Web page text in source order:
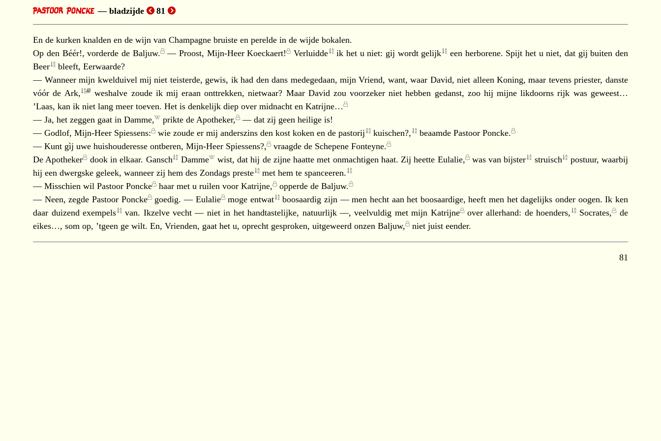
bladzijde 81
En de kurken knalden en de wijn van Champagne bruiste en perelde in de wijde bokalen.
Op den Béér!, vorderde de Baljuw. — Proost, Mijn-Heer Koeckaert! Verluidde ik het u niet: gij wordt gelijk
een herborene. Spijt het u niet, dat gij buiten den
Beer bleeft, Eerwaarde?
— Wanneer mijn kwelduivel mij niet teisterde, gewis, ik had den dans medegedaan, mijn Vriend, want, waar David, niet alleen Koning, maar tevens priester, danste
vóór de Ark,
weshalve zoude ik mij eraan onttrekken, nietwaar? Maar David zou voorzeker niet hebben gedanst, zoo hij mijne likdoorns rijk was geweest…
’Laas, kan ik niet lang meer toeven. Het is denkelijk diep over midnacht enKatrijne…
— Ja, het zeggen gaat inDamme, prikte deApotheker, — dat zij geen heilige is!
— Godlof,Mijn-Heer Spiessens: wie zoude er mij anderszins den kost koken en depastorij kuischen?, beaamde Pastoor Poncke.
— Kunt gìj uwe huishouderesse ontberen,Mijn-Heer Spiessens?, vraagde de Schepene Fonteyne.
DeApotheker dook in elkaar. Gansch Damme wist, dat hij de zijne haatte met onmachtigen haat. Zij heette Eulalie, was vanbijster struisch
postuur, waarbij
hij een dwergske geleek, wanneer zij hem des Zondagspreste met hem te spanceeren.
— Misschien wilPastoor Poncke haar met u ruilen voorKatrijne, opperde deBaljuw.
— Neen, zegdePastoor Poncke goedig. — Eulalie moge entwat boosaardig zijn — men hecht aan het boosaardige, heeft men het dagelijks onder oogen. Ik ken
daar duizendexempels van. Ikzelve vecht — niet in het handtastelijke, natuurlijk —, veelvuldig met mijn Katrijne over allerhand: dehoenders, Socrates, de
eikes…, som op, ’tgeen ge wilt. En, Vrienden, gaat het u, oprecht gesproken, uitgeweerd onzenBaljuw, niet juist eender.
81